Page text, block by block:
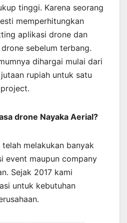
tinggi. Karena seorang
memperhitungkan
aplikasi drone dan
sebelum terbang.
dihargai mulai dari
rupiah untuk satu
drone Nayaka Aerial?
melakukan banyak
event maupun company
Sejak 2017 kami
untuk kebutuhan